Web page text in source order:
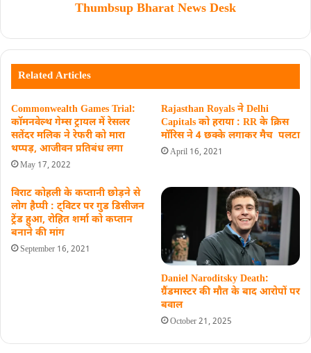
Thumbsup Bharat News Desk
Related Articles
Commonwealth Games Trial:
कॉमनवेल्थ गेम्स ट्रायल में रेसलर
सतेंदर मलिक ने रेफरी को मारा
थप्पड़, आजीवन प्रतिबंध लगा
May 17, 2022
Rajasthan Royals ने Delhi
Capitals को हराया : RR के क्रिस
मॉरिस ने 4 छक्के लगाकर मैच ​ पलटा
April 16, 2021
विराट कोहली के कप्तानी छोड़ने से
लोग हैप्पी : ट्विटर पर गुड डिसीजन
ट्रेंड हुआ, रोहित शर्मा को कप्तान
बनाने की मांग
September 16, 2021
Daniel Naroditsky Death:
ग्रैंडमास्टर की मौत के बाद आरोपों पर
बवाल
October 21, 2025